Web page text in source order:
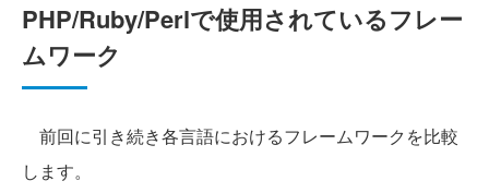
PHP/Ruby/Perlで使用されているフレー
ムワーク
前回に引き続き各言語におけるフレームワークを比較
します。